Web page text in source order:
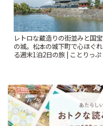
レトロな蔵造りの街並みと国宝
の城。松本の城下町で心ほぐれ
る週末1泊2日の旅 | ことりっぷ